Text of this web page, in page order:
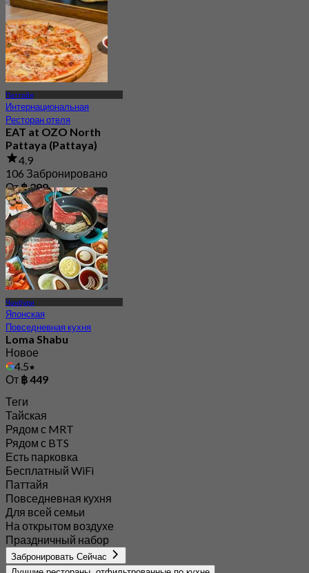
Паттайя
Интернациональная
Ресторан отеля
EAT at OZO North
Pattaya (Pattaya)
4.9
106 Забронировано
От฿ 299
Чонбури
Японская
Повседневная кухня
Loma Shabu
Новое
4.5
От ฿ 449
Теги
Тайская
Рядом с MRT
Рядом с BTS
Есть парковка
Бесплатный WiFi
Паттайя
Повседневная кухня
Для всей семьи
На открытом воздухе
Праздничный набор
Забронировать Сейчас